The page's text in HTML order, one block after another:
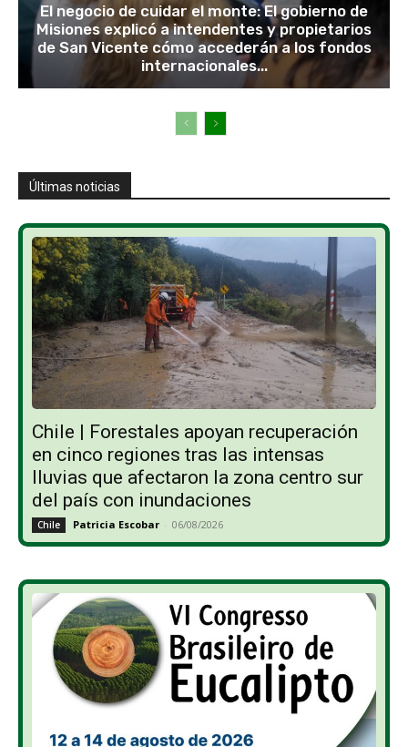
El negocio de cuidar el monte: El gobierno de
Misiones explicó a intendentes y propietarios
de San Vicente cómo accederán a los fondos
internacionales...
Últimas noticias
Chile | Forestales apoyan recuperación
en cinco regiones tras las intensas
lluvias que afectaron la zona centro sur
del país con inundaciones
Chile Patricia Escobar - 06/08/2026